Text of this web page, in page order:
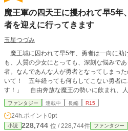
魔王軍の四天王に攫われて早5年
者を迎えに行ってきます
玉星つづみ
魔王城に囚われて早5年、勇者は一向に助
も、人質の少女にとっても、深刻な悩みであった。 怖がりで人
者。なんであんな人が勇者となってしまったのか……。 「勇者
いて！ 五年経っても何もしてこない勇者に
す！」 自由奔放な魔王の勢いに飲まれ、人質の少女シエルと魔王軍四天王レ
インは、勇者にちょっかいをかけることに。 これ本当に意味はあるのか？
と思いながらも、ときに冒険の手助けをし
王城へ誘導する。 プニプニのカメに癒されたり、船旅をしたり、「竜封じの
結界師」なんて呼ばれちゃったり、ファン
ファンタジー 連載中 長編 R15
24h.ポイント 0pt
小説 228,744 位 / 228,744件 ファンタジー